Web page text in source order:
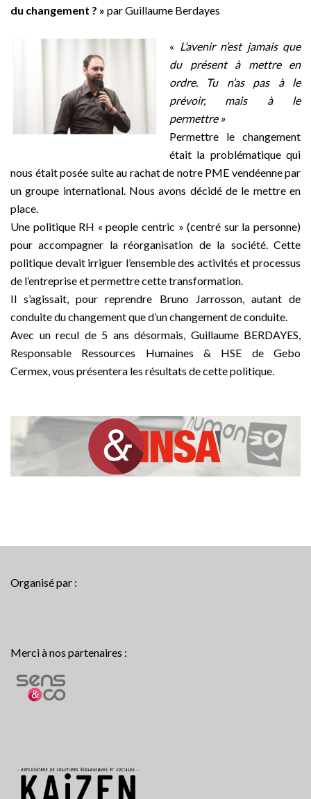
du changement ? » par Guillaume Berdayes
« L’avenir n’est jamais que
du présent à mettre en
ordre. Tu n’as pas à le
prévoir, mais à le
permettre »
Permettre le changement
était la problématique qui
nous était posée suite au rachat de notre PME vendéenne par
un groupe international. Nous avons décidé de le mettre en
place.
Une politique RH « people centric » (centré sur la personne)
pour accompagner la réorganisation de la société. Cette
politique devait irriguer l’ensemble des activités et processus
de l’entreprise et permettre cette transformation.
Il s’agissait, pour reprendre Bruno Jarrosson, autant de
conduite du changement que d’un changement de conduite.
Avec un recul de 5 ans désormais, Guillaume BERDAYES,
Responsable Ressources Humaines & HSE de Gebo
Cermex, vous présentera les résultats de cette politique.
Organisé par :
Merci à nos partenaires :